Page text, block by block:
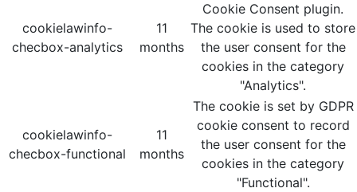
cookielawinfo-
checbox-analytics
11
months
Cookie Consent plugin.
The cookie is used to store
the user consent for the
cookies in the category
"Analytics".
cookielawinfo-
checbox-functional
11
months
The cookie is set by GDPR
cookie consent to record
the user consent for the
cookies in the category
"Functional".